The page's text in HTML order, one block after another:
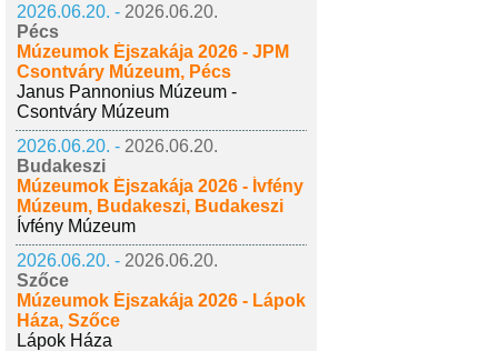
2026.06.20. - 2026.06.20.
Pécs
Múzeumok Éjszakája 2026 - JPM
Csontváry Múzeum, Pécs
Janus Pannonius Múzeum -
Csontváry Múzeum
2026.06.20. - 2026.06.20.
Budakeszi
Múzeumok Éjszakája 2026 - Ívfény
Múzeum, Budakeszi, Budakeszi
Ívfény Múzeum
2026.06.20. - 2026.06.20.
Szőce
Múzeumok Éjszakája 2026 - Lápok
Háza, Szőce
Lápok Háza